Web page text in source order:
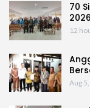
70
2026
12
Aug